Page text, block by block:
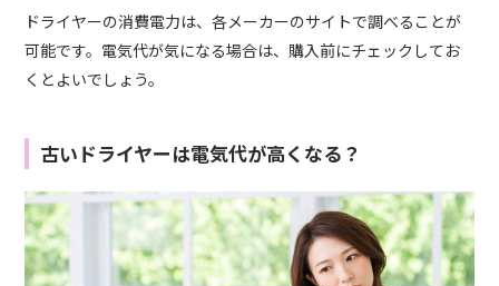
ドライヤーの消費電力は、各メーカーのサイトで調べることが
可能です。電気代が気になる場合は、購入前にチェックしてお
くとよいでしょう。
古いドライヤーは電気代が高くなる？